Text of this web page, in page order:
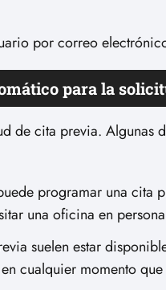
por correo
para la
de cita previa. Algunas
programar una cita
una oficina en
suelen estar
cualquier momento que